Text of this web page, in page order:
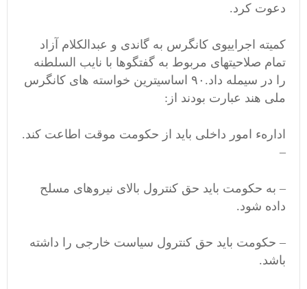
دعوت کرد.
کمیته اجراییوی کانگرس به گاندی و عبدالکلام آزاد
تمام صلاحیتهای مربوط به گفتگوها با نایب السلطنه
را در سیمله داد.۹۰ اساسیترین خواسته های کانگرس
ملی هند عبارت بودند از:
ادارهء امور داخلی باید از حکومت موقت اطاعت کند.
–
– به حکومت باید حق کنترول بالای نیروهای مسلح
داده شود.
– حکومت باید حق کنترول سیاست خارجی را داشته
باشد.